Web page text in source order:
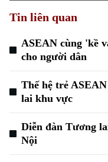
Xu hướng
Tin liên quan
ASEAN cùng 'kề
cho người dân
Thế hệ trẻ
lai khu vực
Diễn đàn Tương
Nội